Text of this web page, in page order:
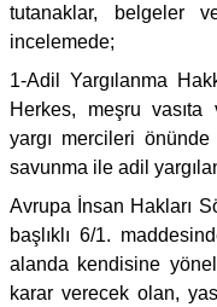
tutanaklar, belgeler
incelemede;
1-Adil Yargılanma
Herkes, meşru
yargı mercileri
savunma ile adil
Avrupa İnsan Hakları
başlıklı 6/1.
alanda kendisine
karar verecek olan,